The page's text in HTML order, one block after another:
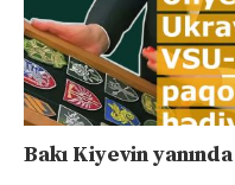
Bakı Kiyevin yanında